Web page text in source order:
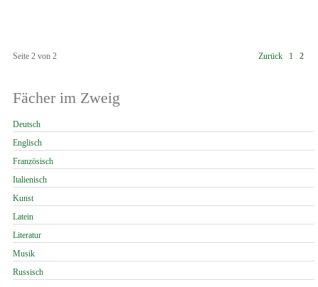
Seite 2 von 2 Zurück 1 2
Fächer im Zweig
Navigation
überspringen
Deutsch
Englisch
Französisch
Italienisch
Kunst
Latein
Literatur
Musik
Russisch